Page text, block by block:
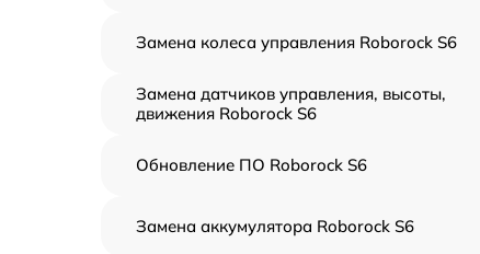
Замена колеса управления Roborock S6
Замена датчиков управления, высоты,
движения Roborock S6
Обновление ПО Roborock S6
Замена аккумулятора Roborock S6